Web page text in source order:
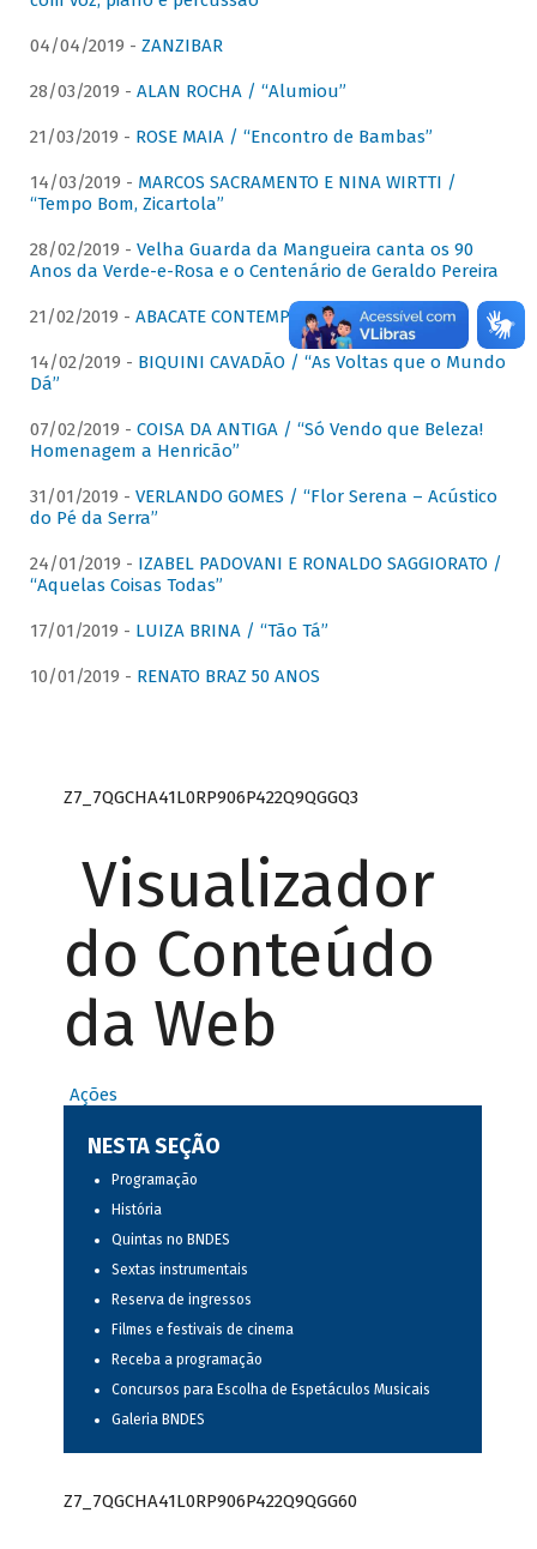
04/04/2019 - ZANZIBAR
28/03/2019 - ALAN ROCHA / “Alumiou”
21/03/2019 - ROSE MAIA / “Encontro de Bambas”
14/03/2019 - MARCOS SACRAMENTO E NINA WIRTTI /
“Tempo Bom, Zicartola”
28/02/2019 - Velha Guarda da Mangueira canta os 90
Anos da Verde-e-Rosa e o Centenário de Geraldo Pereira
21/02/2019 - ABACATE CONTEMPORÂNEO
14/02/2019 - BIQUINI CAVADÃO / “As Voltas que o Mundo
Dá”
07/02/2019 - COISA DA ANTIGA / “Só Vendo que Beleza!
Homenagem a Henricão”
31/01/2019 - VERLANDO GOMES / “Flor Serena – Acústico
do Pé da Serra”
24/01/2019 - IZABEL PADOVANI E RONALDO SAGGIORATO /
“Aquelas Coisas Todas”
17/01/2019 - LUIZA BRINA / “Tão Tá”
10/01/2019 - RENATO BRAZ 50 ANOS
Z7_7QGCHA41L0RP906P422Q9QGGQ3
Visualizador
do Conteúdo
da Web
Ações
NESTA SEÇÃO
Programação
História
Quintas no BNDES
Sextas instrumentais
Reserva de ingressos
Filmes e festivais de cinema
Receba a programação
Concursos para Escolha de Espetáculos Musicais
Galeria BNDES
Z7_7QGCHA41L0RP906P422Q9QGG60